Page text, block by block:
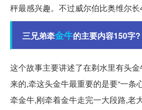
秤最感兴趣。不过威尔伯比奥维尔长
三兄弟牵金牛的主要内容150字?
这个故事主要讲述了在剃水里有头
来的,牵这头金牛最重要的是要“一条
牵金牛,刚牵着金牛走完一大段路,老